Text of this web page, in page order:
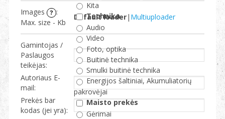
Kita
Technika
Audio
Video
Foto, optika
Buitinė technika
Smulki buitinė technika
Energijos šaltiniai, Akumuliatorių
pakrovėjai
Maisto prekės
Gėrimai
Images ?
:
Max. size - Kb
Default loader| Multiuploader
Gamintojas /
Paslaugos
teikėjas:
Autoriaus E-
mail:
Prekės bar
kodas (jei yra):